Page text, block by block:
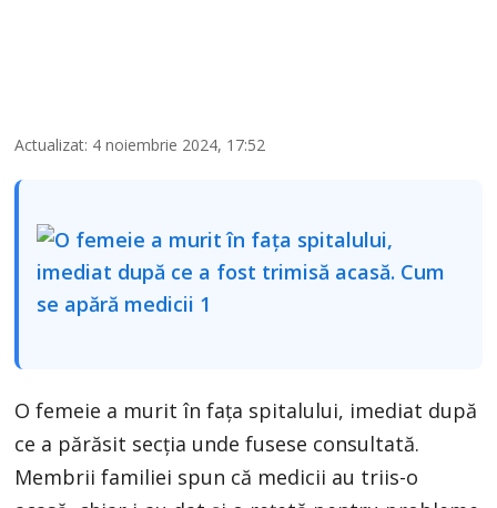
Actualizat: 4 noiembrie 2024, 17:52
O femeie a murit în fața spitalului, imediat după
ce a părăsit secția unde fusese consultată.
Membrii familiei spun că medicii au triis-o